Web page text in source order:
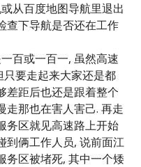
从百度地图导航里退出
查下导航是否还在工作
百或一百一, 虽然高速
只要走起来大家还是都
差距后也还是跟着整个
走那也在害人害己. 再走
务区就见高速路上开始
到俩工作人员, 说前面江
务区被堵死, 其中一个矮